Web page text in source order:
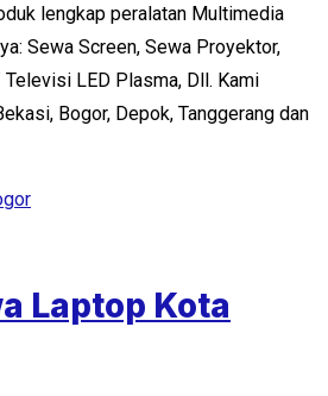
lengkap peralatan Multimedia
Sewa Screen, Sewa Proyektor,
LED Plasma, Dll. Kami
Bogor, Depok, Tanggerang dan
Laptop Kota